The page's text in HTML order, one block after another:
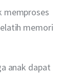
memproses
memori
anak dapat